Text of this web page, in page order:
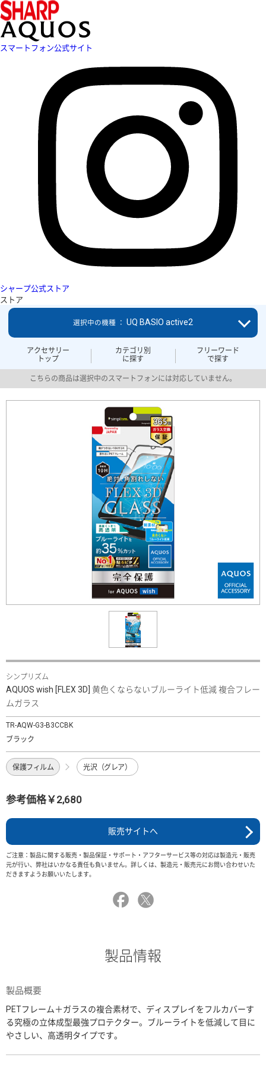
スマートフォン公式サイト
シャープ公式ストア
ストア
アクセサリー
トップ
カテゴリ別
に探す
フリーワード
で探す
選択中の機種 ： UQ BASIO active2
こちらの商品は選択中のスマートフォンには対応していません。
シンプリズム
AQUOS wish [FLEX 3D] 黄色くならないブルーライト低減 複合フレー
ムガラス
TR-AQW-G3-B3CCBK
ブラック
保護フィルム 光沢（グレア）
参考価格￥2,680
販売サイトへ
ご注意：製品に関する販売・製品保証・サポート・アフターサービス等の対応は製造元・販売
元が行い、弊社はいかなる責任も負いません。詳しくは、製造元・販売元にお問い合わせいた
だきますようお願いいたします。
製品情報
製品概要
PETフレーム＋ガラスの複合素材で、ディスプレイをフルカバーす
る究極の立体成型最強プロテクター。ブルーライトを低減して目に
やさしい、高透明タイプです。